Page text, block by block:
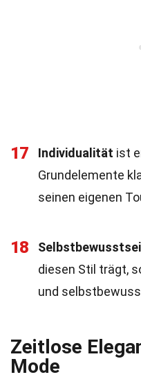
17 Individualität ist
Grundelemente
seinen eigenen
18
diesen Stil trägt,
und
Zeitlose
Mode